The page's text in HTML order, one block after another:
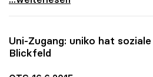
Uni-Zugang: uniko hat
Blickfeld